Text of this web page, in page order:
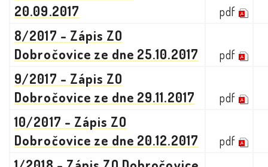
20.09.2017
pdf
8/2017 - Zápis ZO
Dobročovice ze dne 25.10.2017
pdf
9/2017 - Zápis ZO
Dobročovice ze dne 29.11.2017
pdf
10/2017 - Zápis ZO
Dobročovice ze dne 20.12.2017
pdf